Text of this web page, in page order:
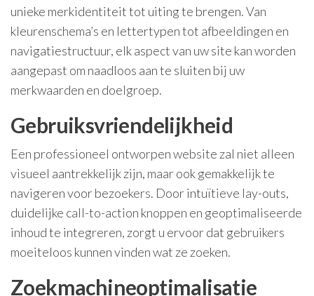
unieke merkidentiteit tot uiting te brengen. Van
kleurenschema’s en lettertypen tot afbeeldingen en
navigatiestructuur, elk aspect van uw site kan worden
aangepast om naadloos aan te sluiten bij uw
merkwaarden en doelgroep.
Gebruiksvriendelijkheid
Een professioneel ontworpen website zal niet alleen
visueel aantrekkelijk zijn, maar ook gemakkelijk te
navigeren voor bezoekers. Door intuïtieve lay-outs,
duidelijke call-to-action knoppen en geoptimaliseerde
inhoud te integreren, zorgt u ervoor dat gebruikers
moeiteloos kunnen vinden wat ze zoeken.
Zoekmachineoptimalisatie